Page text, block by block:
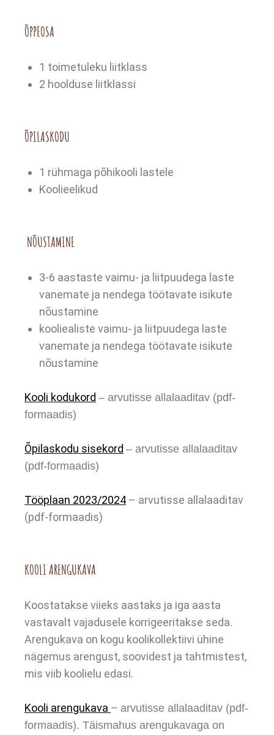
ÕPPEOSA
1 toimetuleku liitklass
2 hoolduse liitklassi
ÕPILASKODU
1 rühmaga põhikooli lastele
Koolieelikud
NÕUSTAMINE
3-6 aastaste vaimu- ja liitpuudega laste
vanemate ja nendega töötavate isikute
nõustamine
kooliealiste vaimu- ja liitpuudega laste
vanemate ja nendega töötavate isikute
nõustamine
Kooli kodukord – arvutisse allalaaditav (pdf-
formaadis)
Õpilaskodu sisekord – arvutisse allalaaditav
(pdf-formaadis)
Tööplaan 2023/2024 – arvutisse allalaaditav
(pdf-formaadis)
KOOLI ARENGUKAVA
Koostatakse viieks aastaks ja iga aasta
vastavalt vajadusele korrigeeritakse seda.
Arengukava on kogu koolikollektiivi ühine
nägemus arengust, soovidest ja tahtmistest,
mis viib koolielu edasi.
Kooli arengukava – arvutisse allalaaditav (pdf-
formaadis). Täismahus arengukavaga on